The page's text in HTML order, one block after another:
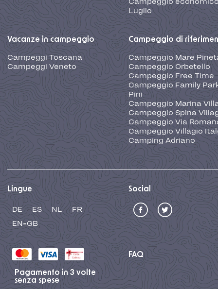
Luglio
Vacanze in campeggio
Campeggi Toscana
Campeggi Veneto
Campeggio di
Campeggio Mare
Campeggio Orbetello
Campeggio Free Time
Campeggio Family
Pini
Campeggio Marina
Campeggio Spina
Campeggio Via
Campeggio Villagio
Camping Adriano
Lingue
DE ES NL
FR
EN-GB
Social
FAQ
Pagamento in 3 volte
senza spese